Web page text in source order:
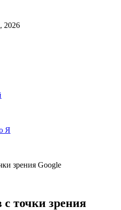
2026
Я
зрения Google
с точки зрения